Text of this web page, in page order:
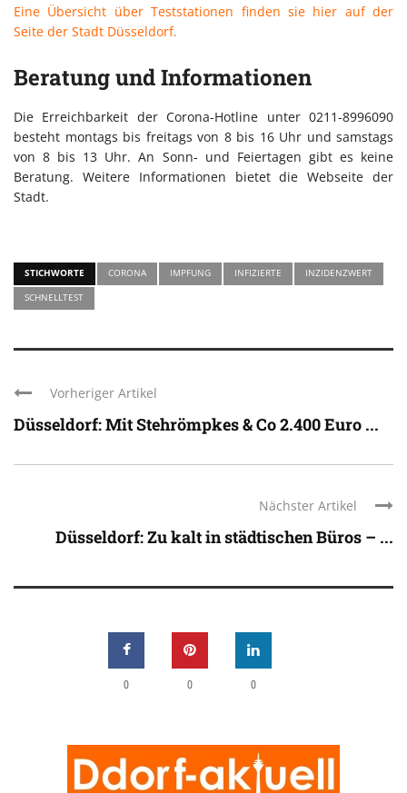
Eine Übersicht über Teststationen finden sie hier auf der
Seite der Stadt Düsseldorf.
Beratung und Informationen
Die Erreichbarkeit der Corona-Hotline unter 0211-8996090
besteht montags bis freitags von 8 bis 16 Uhr und samstags
von 8 bis 13 Uhr. An Sonn- und Feiertagen gibt es keine
Beratung. Weitere Informationen bietet die Webseite der
Stadt.
STICHWORTE CORONA IMPFUNG INFIZIERTE
INZIDENZWERT
SCHNELLTEST
Vorheriger Artikel
Düsseldorf: Mit Stehrömpkes & Co 2.400 Euro ...
Nächster Artikel
Düsseldorf: Zu kalt in städtischen Büros – ...
0 0 0